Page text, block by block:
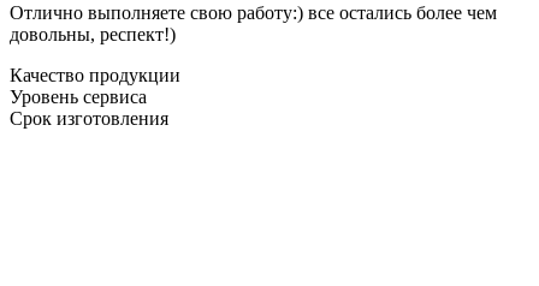
Отлично выполняете свою работу:) все остались более чем
довольны, респект!)
Качество продукции
Уровень сервиса
Срок изготовления